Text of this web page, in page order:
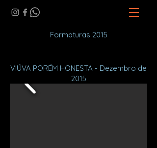
Formaturas 2015
VIÚVA PORÉM HONESTA - Dezembro de
2015